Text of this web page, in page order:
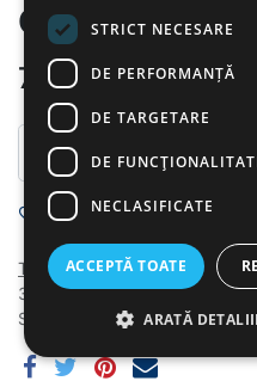
GR-SUPA DE
7.00lei
Add to wishlist
Terms and Conditions
30-day money-back
Shipping: 2-3 Business Days
STRICT NECESARE
DE PERFORMANȚĂ
DE TARGETARE
DE
NECLASIFICATE
ACCEPTĂ TOATE
ARATĂ